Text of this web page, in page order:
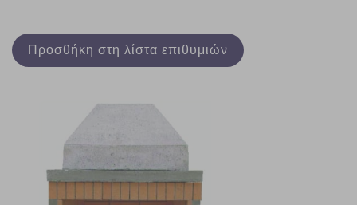
Προσθήκη στη λίστα επιθυμιών